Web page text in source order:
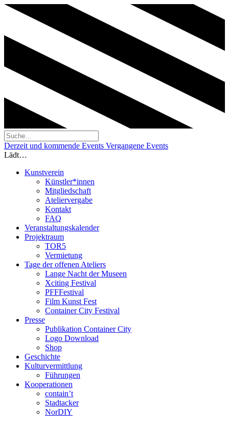
Derzeit und kommende Events Vergangene Events
Lädt…
Kunstverein
Künstler*innen
Mitgliedschaft
Ateliervergabe
Kontakt
FAQ
Veranstaltungskalender
Projektraum
TOR5
Vermietung
Tage der offenen Ateliers
Lange Nacht der Museen
Xciting Festival
PFFFestival
Film Kunst Fest
Container City Festival
Presse
Publikation Container City
Logo Download
Shop
Geschichte
Kulturvermittlung
Führungen
Kooperationen
contain’t
Stadtacker
NorDIY